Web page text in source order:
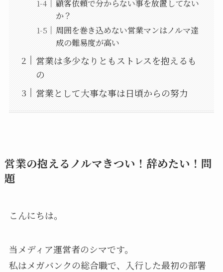
顧客依頼で分からない事を放置してない
か？
周囲を巻き込めない営業マンはノルマ達
成の難易度が高い
営業は多少なりともストレスを抱えるも
の
営業として大事な事は日頃からの努力
営業の抱えるノルマきつい！辞めたい！問
題
こんにちは。
当メディア運営者のシマです。
私はメガバンクの総合職で、入行した最初の部署